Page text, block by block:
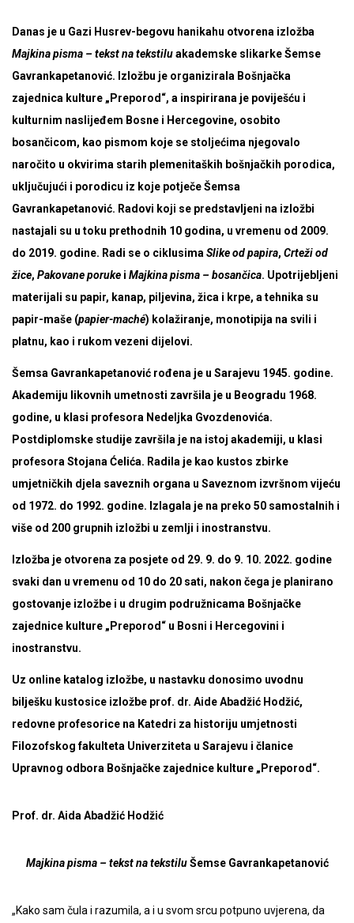
Danas je u Gazi Husrev-begovu hanikahu otvorena izložba
Majkina pisma – tekst na tekstiluakademske slikarke Šemse
Gavrankapetanović. Izložbu je organizirala Bošnjačka
zajednica kulture „Preporod“, a inspirirana je poviješću i
kulturnim naslijeđem Bosne i Hercegovine, osobito
bosančicom, kao pismom koje se stoljećima njegovalo
naročito u okvirima starih plemenitaških bošnjačkih porodica,
uključujući i porodicu iz koje potječe Šemsa
Gavrankapetanović. Radovi koji se predstavljeni na izložbi
nastajali su u toku prethodnih 10 godina, u vremenu od 2009.
do 2019. godine. Radi se o ciklusimaSlike od papira, Crteži od
žice, Pakovane poruke i Majkina pisma – bosančica. Upotrijebljeni
materijali su papir, kanap, piljevina, žica i krpe, a tehnika su
papir-maše (papier-maché) kolažiranje, monotipija na svili i
platnu, kao i rukom vezeni dijelovi.
Šemsa Gavrankapetanović rođena je u Sarajevu 1945. godine.
Akademiju likovnih umetnosti završila je u Beogradu 1968.
godine, u klasi profesora Nedeljka Gvozdenovića.
Postdiplomske studije završila je na istoj akademiji, u klasi
profesora Stojana Ćelića. Radila je kao kustos zbirke
umjetničkih djela saveznih organa u Saveznom izvršnom vijeću
od 1972. do 1992. godine. Izlagala je na preko 50 samostalnih i
više od 200 grupnih izložbi u zemlji i inostranstvu.
Izložba je otvorena za posjete od 29. 9. do 9. 10. 2022. godine
svaki dan u vremenu od 10 do 20 sati, nakon čega je planirano
gostovanje izložbe i u drugim podružnicama Bošnjačke
zajednice kulture „Preporod“ u Bosni i Hercegovini i
inostranstvu.
Uz online katalog izložbe, u nastavku donosimo uvodnu
bilješku kustosice izložbe prof. dr. Aide Abadžić Hodžić,
redovne profesorice na Katedri za historiju umjetnosti
Filozofskog fakulteta Univerziteta u Sarajevu i članice
Upravnog odbora Bošnjačke zajednice kulture „Preporod“.
Prof. dr. Aida Abadžić Hodžić
Majkina pisma – tekst na tekstiluŠemse Gavrankapetanović
„Kako sam čula i razumila, a i u svom srcu potpuno uvjerena, da